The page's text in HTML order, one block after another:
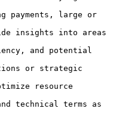
payments, large or
insights into areas
and potential
or strategic
resource
technical terms as